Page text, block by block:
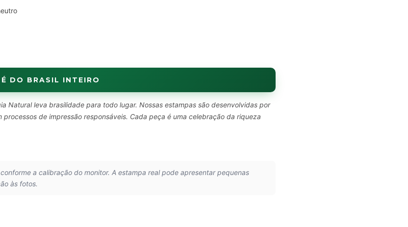
DO BRASIL INTEIRO
Natural leva brasilidade para todo lugar. Nossas estampas são desenvolvidas por
de impressão responsáveis. Cada peça é uma celebração da riqueza
a calibração do monitor. A estampa real pode apresentar pequenas
às fotos.